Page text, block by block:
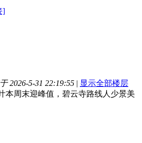
]
2026-5-31 22:19:55 | 显示全部楼层
本周末迎峰值，碧云寺路线人少景美